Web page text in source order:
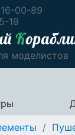
00-89
19
моделистов
/